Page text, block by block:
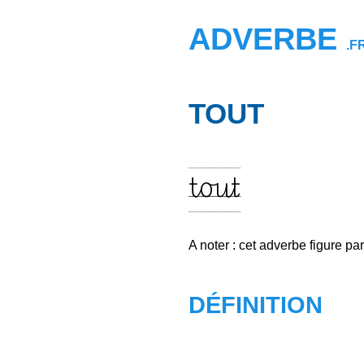
ADVERBE
TOUT
tout
A noter : cet adverbe figure
DÉFINITION